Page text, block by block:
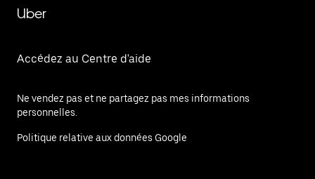
Uber
Accédez au Centre d'aide
Ne vendez pas et ne partagez pas mes informations
personnelles.
Politique relative aux données Google